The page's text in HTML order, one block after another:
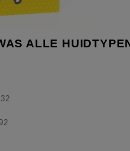
ALLE